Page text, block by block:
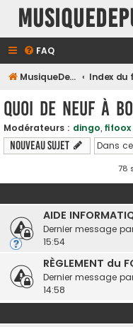
FAQ
MusiqueDePub.com
Quoi de Neuf à
Modérateurs : dingo, fifoox
Nouveau sujet
78
AIDE
Dernier message
15:54
RÈGLEMENT du
Dernier message
14:58